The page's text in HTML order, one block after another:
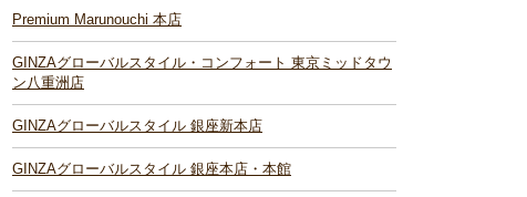
Premium Marunouchi 本店
GINZAグローバルスタイル・コンフォート 東京ミッドタウ
ン八重洲店
GINZAグローバルスタイル 銀座新本店
GINZAグローバルスタイル 銀座本店・本館